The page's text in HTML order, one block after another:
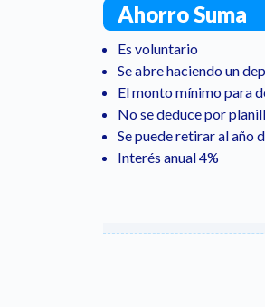
Ahorro Suma
Es voluntario
Se abre haciendo un
El monto mínimo para
No se deduce por
Se puede retirar al año
Interés anual 4%